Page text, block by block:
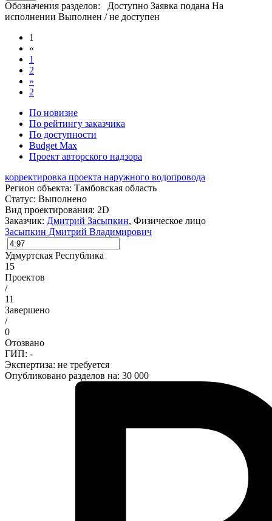
Обозначения разделов: Доступно Заявка подана На
исполнении Выполнен / не доступен
1
«
1
2
»
2
По новизне
По рейтингу заказчика
По доступности
Budget Max
Проект авторского надзора
корректировка проекта наружного водопровода
Регион объекта: Тамбовская область
Статус: Выполнено
Вид проектирования: 2D
Заказчик: Дмитрий Засыпкин, Физическое лицо
Засыпкин Дмитрий Владимирович
Удмуртская Республика
15
Проектов
/
11
Завершено
/
0
Отозвано
ГИП: -
Экспертиза: не требуется
Опубликовано разделов на: 30 000